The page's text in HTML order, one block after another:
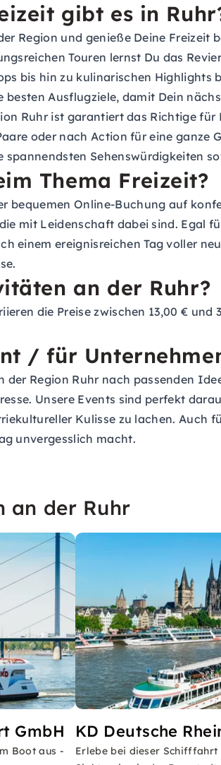
gibt es in
Region und genieße Deine
Touren lernst Du das
bis hin zu kulinarischen Highlights
besten Ausflugziele, damit Dein
Ruhr ist garantiert das Richtige
oder nach Action für eine ganze
spannendsten Sehenswürdigkeiten
Thema Freizeit?
bequemen Online-Buchung auf
mit Leidenschaft dabei sind. Egal
einem ereignisreichen Tag voller
an der Ruhr?
die Preise zwischen 13,00 €
/ für
der Region Ruhr nach passenden
Unsere Events sind perfekt
Kulisse zu lachen. Auch
unvergesslich macht.
an der Ruhr
GmbH
Boot aus -
KD Deutsche
Erlebe bei dieser Schifffahrt